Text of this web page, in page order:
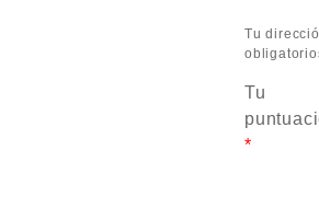
Tu
Tu
*